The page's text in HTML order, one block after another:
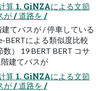
算 1. GiNZAによる文節
/ 道路を /
てバスが / 停車している
BERTによる類似度比較
） 19 BERT BERT コサ
建てバスが
算 1. GiNZAによる文節
/ 道路を /